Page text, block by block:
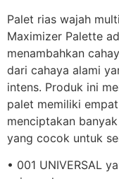
Palet rias wajah
Maximizer Palette
menambahkan
dari cahaya alami
intens. Produk ini
palet memiliki
menciptakan
yang cocok untuk
• 001 UNIVERSAL